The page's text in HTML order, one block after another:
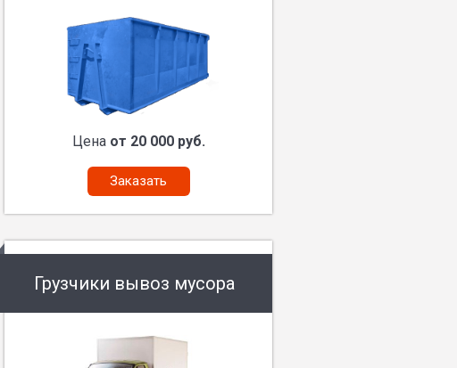
Цена от 20 000 руб.
Заказать
Грузчики вывоз мусора